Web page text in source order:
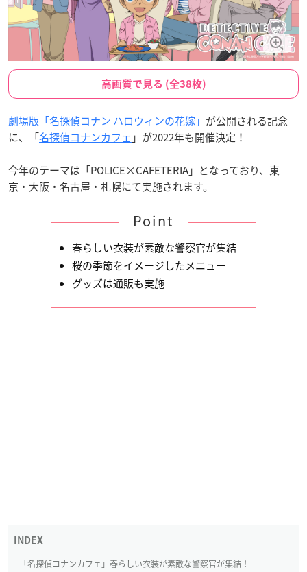
高画質で見る (全38枚)
劇場版「名探偵コナン ハロウィンの花嫁」 が公開される記念
に、「名探偵コナンカフェ 」が2022年も開催決定！
今年のテーマは「POLICE×CAFETERIA」となっており、東
京・大阪・名古屋・札幌にて実施されます。
Point
春らしい衣装が素敵な警察官が集結
桜の季節をイメージしたメニュー
グッズは通販も実施
「名探偵コナンカフェ」春らしい衣装が素敵な警察官が集結！